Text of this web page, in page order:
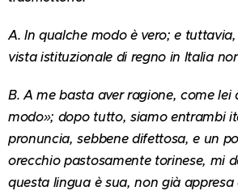
A. In qualche modo è vero; e
vista istituzionale di regno in Italia
B. A me basta aver ragione, come lei
modo»; dopo tutto, siamo entrambi
pronuncia, sebbene difettosa, e un
orecchio pastosamente torinese, mi
questa lingua è sua, non già